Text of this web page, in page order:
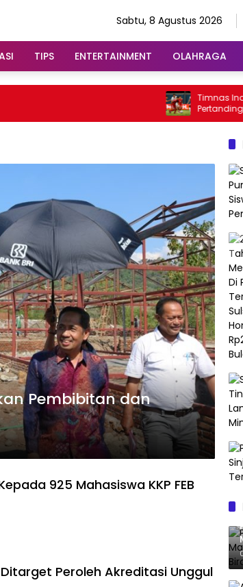
Sabtu, 8 Agustus 2026
TIPS ENTERTAINMENT OLAHRAGA
Timnas Indonesia
Pertandingan, Tapi
Piala AFF
925 Mahasiswa KKP FEB
Peroleh Akreditasi Unggul